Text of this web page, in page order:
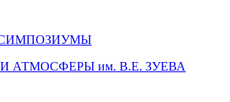
АТМОСФЕРЫ им. В.Е. ЗУЕВА